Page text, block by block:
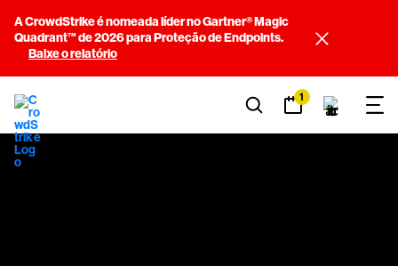
A CrowdStrike é nomeada líder no Gartner® Magic
Quadrant™ de 2026 para Proteção de Endpoints.
Baixe o relatório
1